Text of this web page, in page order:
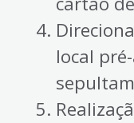
local